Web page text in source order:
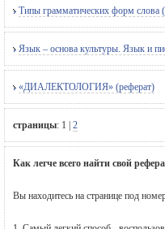
Типы грамматических форм слова
Язык – основа культуры. Язык и
«ДИАЛЕКТОЛОГИЯ» (реферат)
страницы: 1 2
Как легче всего найти свой
Вы находитесь на странице под